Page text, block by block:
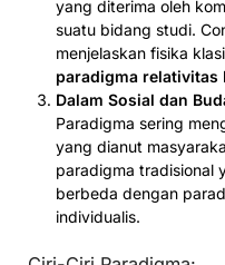
yang diterima oleh
suatu bidang studi.
menjelaskan fisika
paradigma relativitas
Dalam Sosial dan
Paradigma sering
yang dianut
paradigma tradisional
berbeda dengan
individualis.